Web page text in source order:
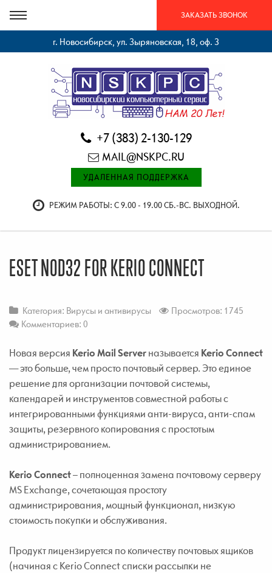
ЗАКАЗАТЬ ЗВОНОК
г. Новосибирск, ул. Зыряновская, 18, оф. 3
+7 (383) 2-130-129
MAIL@NSKPC.RU
УДАЛЕННАЯ ПОДДЕРЖКА
РЕЖИМ РАБОТЫ: С 9.00 - 19.00 СБ.-ВС. ВЫХОДНОЙ.
ESET NOD32 FOR KERIO CONNECT
Категория: Вирусы и антивирусы
Просмотров: 1745
Комментариев: 0
Новая версия Kerio Mail Serverназывается Kerio Connect
— это больше, чем просто почтовый сервер. Это единое
решение для организации почтовой системы,
календарей и инструментов совместной работы с
интегрированными функциями анти-вируса, анти-спам
защиты, резервного копирования с простотым
администрированием.
Kerio Connect– полноценная замена почтовому серверу
MS Exchange, сочетающая простоту
администрирования, мощный функционал, низкую
стоимость покупки и обслуживания.
Продукт лицензируется по количеству почтовых ящиков
(начиная с Kerio Connect списки рассылки не